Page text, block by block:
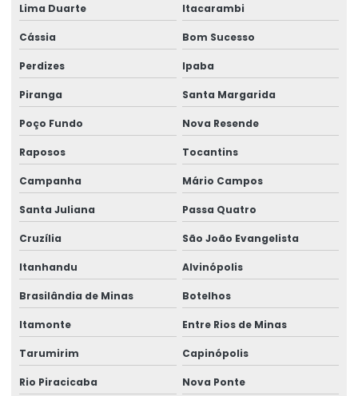
Lima Duarte Itacarambi
Cássia Bom Sucesso
Perdizes Ipaba
Piranga Santa Margarida
Poço Fundo Nova Resende
Raposos Tocantins
Campanha Mário Campos
Santa Juliana Passa Quatro
Cruzília São João Evangelista
Itanhandu Alvinópolis
Brasilândia de Minas Botelhos
Itamonte Entre Rios de Minas
Tarumirim Capinópolis
Rio Piracicaba Nova Ponte